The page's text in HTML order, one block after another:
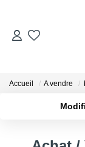
Accueil A vendre